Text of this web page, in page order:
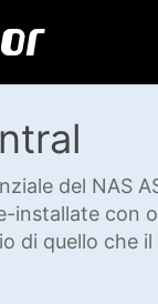
del NAS
installate con
di quello che